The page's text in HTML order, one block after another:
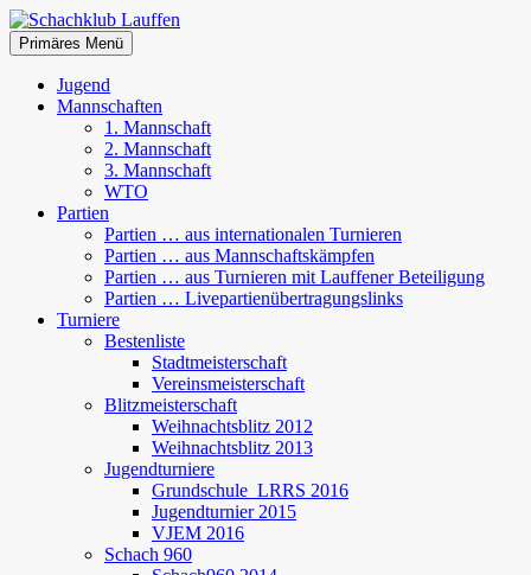
Zum
Inhalt
springen
Schachklub Lauffen
Suchen
Primäres Menü
Jugend
Mannschaften
1. Mannschaft
2. Mannschaft
3. Mannschaft
WTO
Partien
Partien … aus internationalen Turnieren
Partien … aus Mannschaftskämpfen
Partien … aus Turnieren mit Lauffener Beteiligung
Partien … Livepartienübertragungslinks
Turniere
Bestenliste
Stadtmeisterschaft
Vereinsmeisterschaft
Blitzmeisterschaft
Weihnachtsblitz 2012
Weihnachtsblitz 2013
Jugendturniere
Grundschule_LRRS 2016
Jugendturnier 2015
VJEM 2016
Schach 960